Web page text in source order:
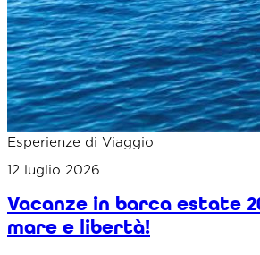
Esperienze di Viaggio
12 luglio 2026
Vacanze in barca estate
mare e libertà!